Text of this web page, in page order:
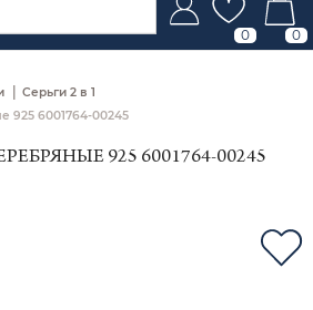
0 0
| Серьги 2 в 1
925 6001764-00245
925 6001764-00245